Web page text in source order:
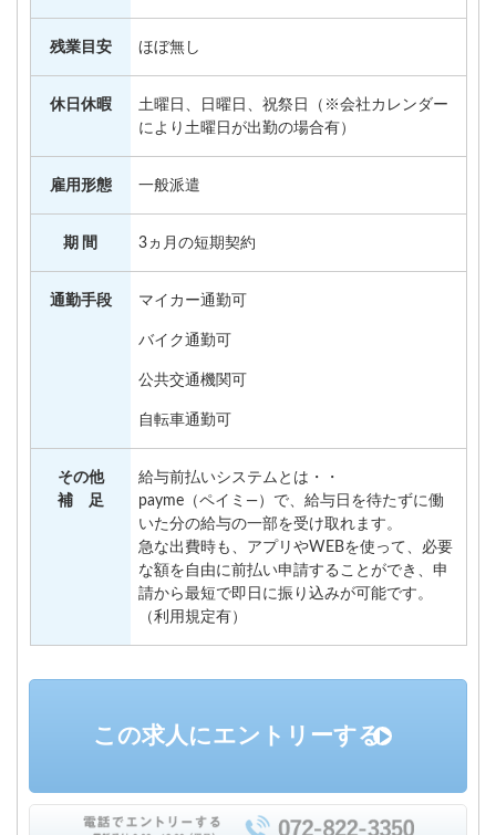
残業目安 ほぼ無し
休日休暇
土曜日、日曜日、祝祭日（※会社カレンダー
により土曜日が出勤の場合有）
雇用形態 一般派遣
期 間 3ヵ月の短期契約
通勤手段 マイカー通勤可
バイク通勤可
公共交通機関可
自転車通勤可
その他
補 足
給与前払いシステムとは・・
payme（ペイミ―）で、給与日を待たずに働
いた分の給与の一部を受け取れます。
急な出費時も、アプリやWEBを使って、必要
な額を自由に前払い申請することができ、申
請から最短で即日に振り込みが可能です。
（利用規定有）
この求人にエントリーする